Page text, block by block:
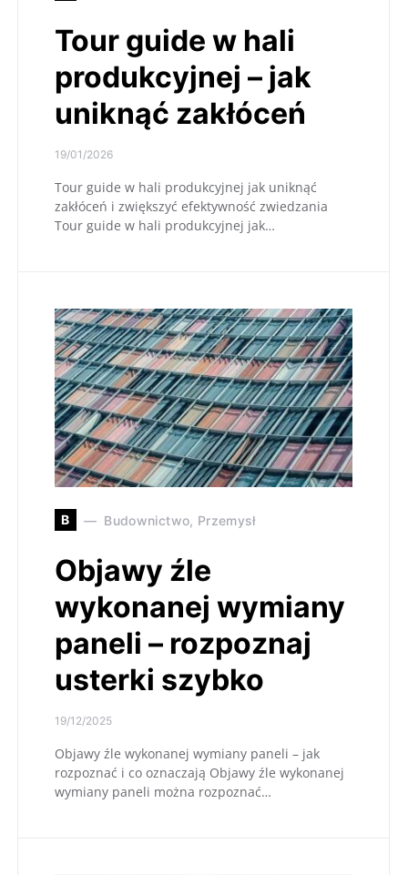
Tour guide w hali
produkcyjnej – jak
uniknąć zakłóceń
19/01/2026
Tour guide w hali produkcyjnej jak uniknąć
zakłóceń i zwiększyć efektywność zwiedzania
Tour guide w hali produkcyjnej jak…
B Budownictwo, Przemysł
Objawy źle
wykonanej wymiany
paneli – rozpoznaj
usterki szybko
19/12/2025
Objawy źle wykonanej wymiany paneli – jak
rozpoznać i co oznaczają Objawy źle wykonanej
wymiany paneli można rozpoznać…